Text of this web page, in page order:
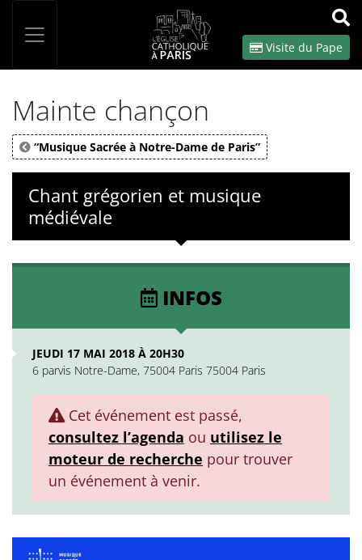
OK
Visite du Pape
Mainte chançon
“Musique Sacrée à Notre-Dame de Paris”
Chant grégorien et musique
médiévale
INFOS
JEUDI 17 MAI 2018 À 20H30
6 parvis Notre-Dame, 75004 Paris 75004 Paris
Cet événement est passé,
consultez l’agenda ou utilisez le
moteur de recherche pour trouver
un événement à venir.
Panneau de gestion des cookies